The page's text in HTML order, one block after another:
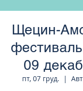
Щецин-
09
пт, 07 груд.
  |